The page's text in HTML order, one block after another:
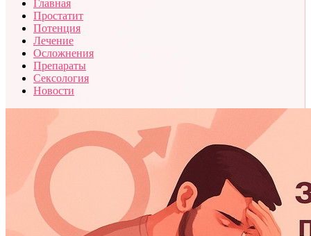
Главная
Простатит
Потенция
Лечение
Осложнения
Препараты
Сексология
Новости